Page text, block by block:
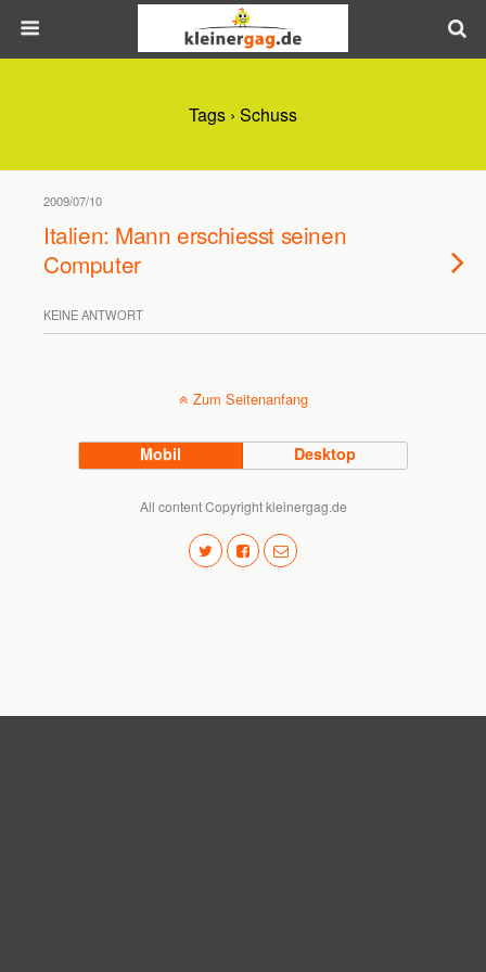
Tags › Schuss
2009/07/10
Italien: Mann erschiesst seinen
Computer
KEINE ANTWORT
Zum Seitenanfang
Mobil Desktop
All content Copyright kleinergag.de